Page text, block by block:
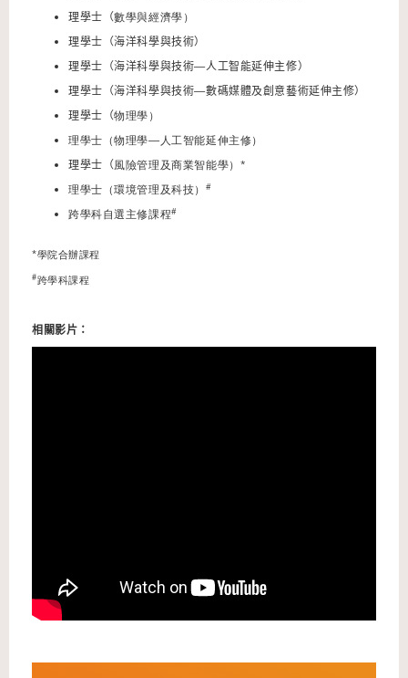
理學士（數學與經濟學）
理學士（海洋科學與技術）
理學士（海洋科學與技術—人工智能延伸主修）
理學士（海洋科學與技術—數碼媒體及創意藝術延伸主修）
理學士（物理學）
理學士（物理學—人工智能延伸主修）
理學士（風險管理及商業智能學）*
理學士（環境管理及科技）
#
跨學科自選主修課程#
*學院合辦課程
#跨學科課程
相關影片：